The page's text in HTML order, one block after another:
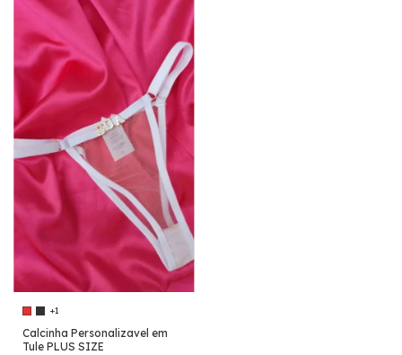
+1
Calcinha Personalizavel em
Tule PLUS SIZE